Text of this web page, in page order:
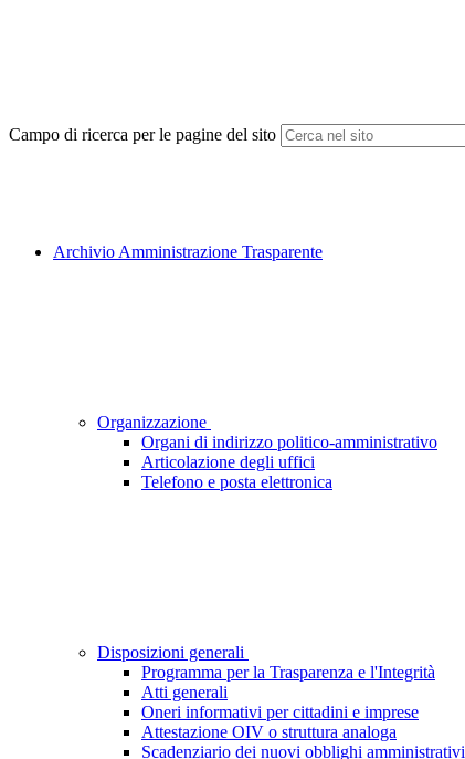
Campo di ricerca per le pagine del sito
Archivio Amministrazione Trasparente
Organizzazione
Organi di indirizzo politico-amministrativo
Articolazione degli uffici
Telefono e posta elettronica
Disposizioni generali
Programma per la Trasparenza e l'Integrità
Atti generali
Oneri informativi per cittadini e imprese
Attestazione OIV o struttura analoga
Scadenziario dei nuovi obblighi amministrativi